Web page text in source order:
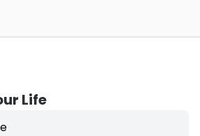
Life